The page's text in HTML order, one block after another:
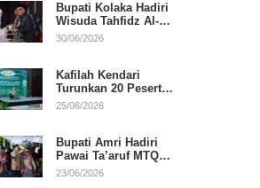
Bupati Kolaka Hadiri
Wisuda Tahfidz Al-
Qur’an, Komitmen
30/06/2026
Kafilah Kendari
Turunkan 20 Peserta
pada Hari Pertama
25/06/2026
Bupati Amri Hadiri
Pawai Ta’aruf MTQ
XXXI Sultra, Beri
23/06/2026